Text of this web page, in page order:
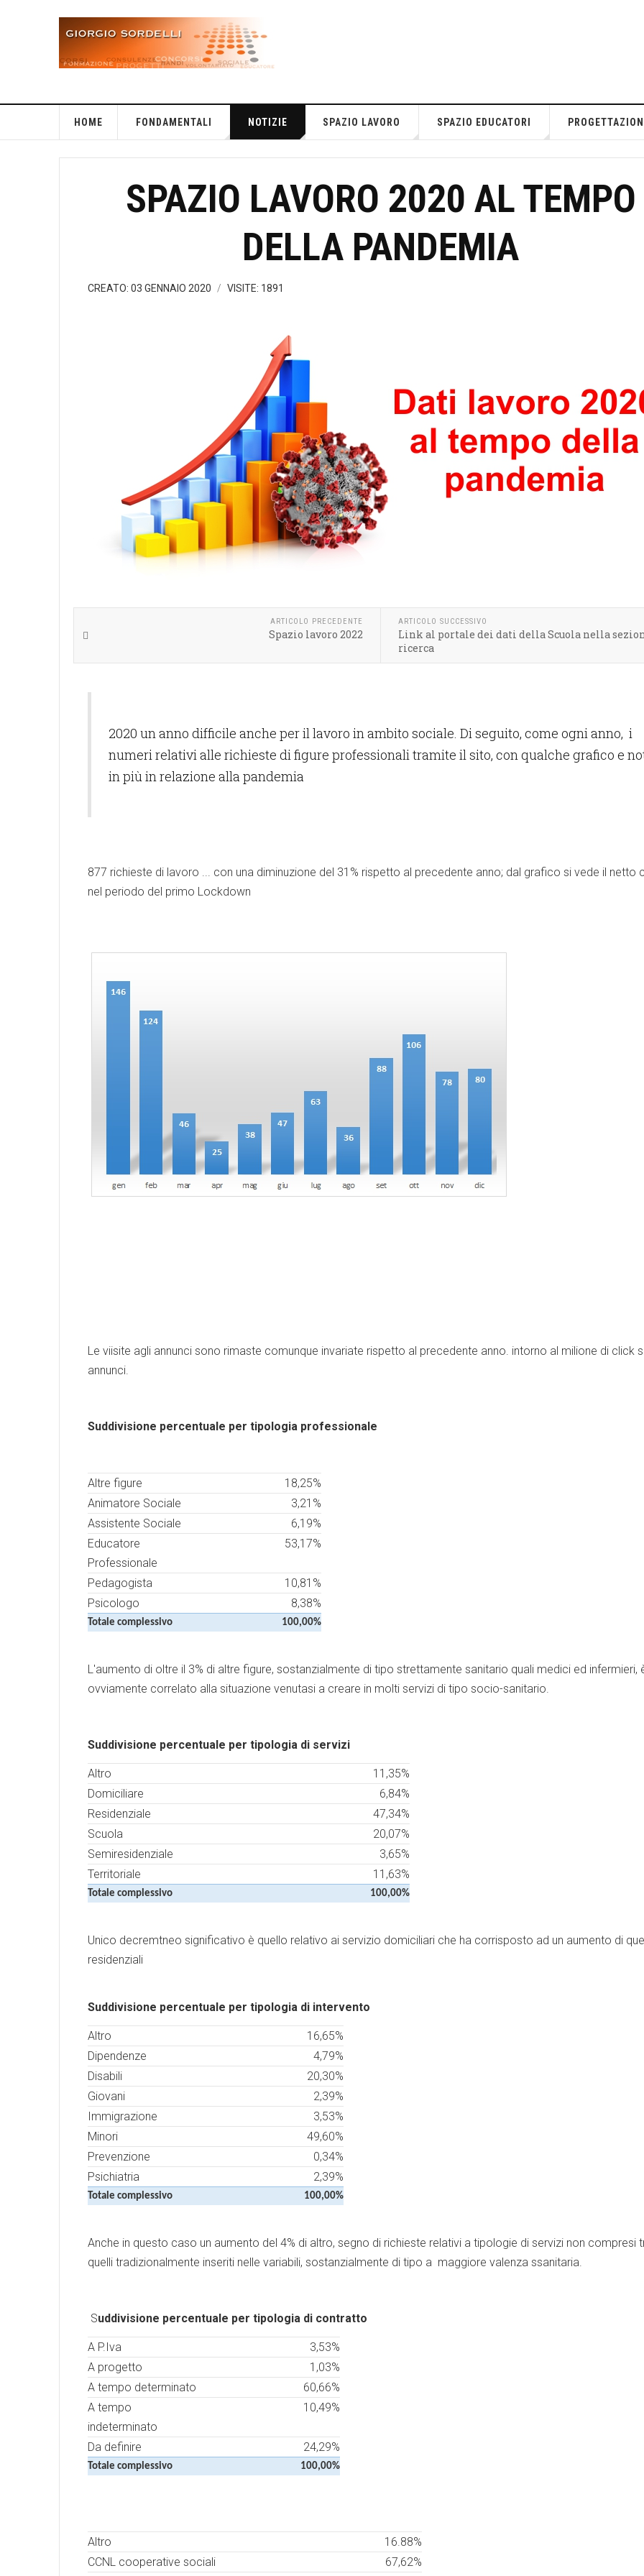
HOME FONDAMENTALI NOTIZIE SPAZIO LAVORO SPAZIO EDUCATORI
SPAZIO LAVORO 2020 AL TEMPO
DELLA PANDEMIA
CREATO: 03 GENNAIO 2020 VISITE: 1891
ARTICOLO PRECEDENTE
Spazio lavoro 2022
ARTICOLO SUCCESSIVO
Link al portale dei dati della Scuola nella
ricerca
2020 un anno difficile anche per il lavoro in ambito sociale. Di seguito, come ogni anno, i
numeri relativi alle richieste di figure professionali tramite il sito, con qualche grafico e
in più in relazione alla pandemia
877 richieste di lavoro ... con una diminuzione del 31% rispetto al precedente anno; dal grafico si vede il netto
nel periodo del primo Lockdown
Le viisite agli annunci sono rimaste comunque invariate rispetto al precedente anno. intorno al milione di click
annunci.
Suddivisione percentuale per tipologia professionale
Altre figure
18,25%
Animatore Sociale
3,21%
Assistente Sociale
6,19%
Educatore
Professionale
53,17%
Pedagogista
10,81%
Psicologo
8,38%
Totale complessivo 100,00%
L'aumento di oltre il 3% di altre figure, sostanzialmente di tipo strettamente sanitario quali medici ed infermieri,
ovviamente correlato alla situazione venutasi a creare in molti servizi di tipo socio-sanitario.
Suddivisione percentuale per tipologia di servizi
Altro
11,35%
Domiciliare
6,84%
Residenziale
47,34%
Scuola
20,07%
Semiresidenziale
3,65%
Territoriale
11,63%
Totale complessivo 100,00%
Unico decremtneo significativo è quello relativo ai servizio domiciliari che ha corrisposto ad un aumento di
residenziali
Suddivisione percentuale per tipologia di intervento
Altro
16,65%
Dipendenze
4,79%
Disabili
20,30%
Giovani
2,39%
Immigrazione
3,53%
Minori
49,60%
Prevenzione
0,34%
Psichiatria
2,39%
Totale complessivo 100,00%
Anche in questo caso un aumento del 4% di altro, segno di richieste relativi a tipologie di servizi non compresi
quelli tradizionalmente inseriti nelle variabili, sostanzialmente di tipo a maggiore valenza ssanitaria.
Suddivisione percentuale per tipologia di contratto
A P.Iva
3,53%
A progetto
1,03%
A tempo determinato
60,66%
A tempo
indeterminato
10,49%
Da definire 24,29%
Totale complessivo 100,00%
Altro
16.88%
CCNL cooperative sociali
67,62%